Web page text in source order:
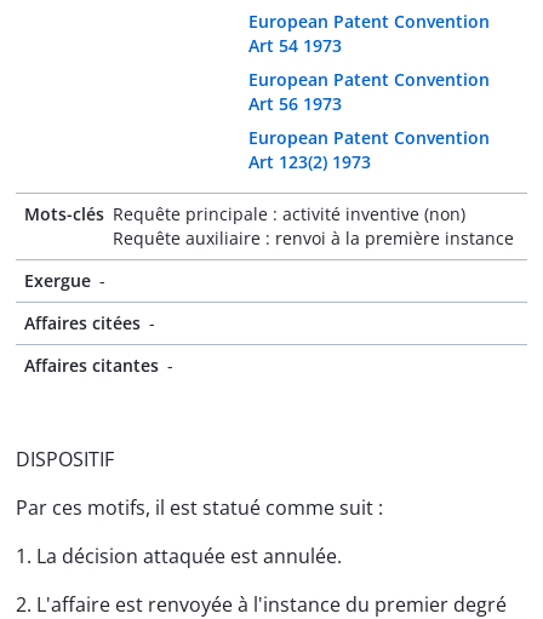
European Patent Convention
Art 54 1973
European Patent Convention
Art 56 1973
European Patent Convention
Art 123(2) 1973
Mots-clés Requête principale : activité inventive (non)
Requête auxiliaire : renvoi à la première instance
Exergue -
Affaires citées -
Affaires citantes -
DISPOSITIF
Par ces motifs, il est statué comme suit :
1. La décision attaquée est annulée.
2. L'affaire est renvoyée à l'instance du premier degré